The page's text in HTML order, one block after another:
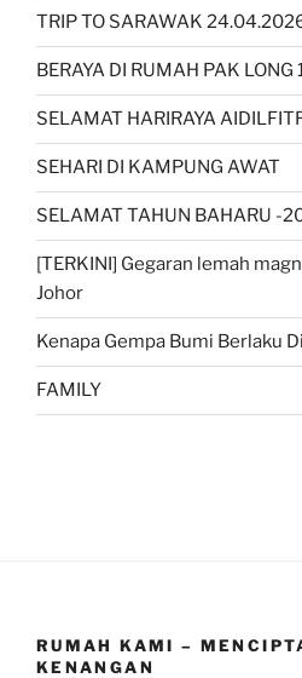
TRIP TO SARAWAK
BERAYA DI RUMAH PAK
SELAMAT HARIRAYA
SEHARI DI KAMPUNG AWAT
SELAMAT TAHUN BAHARU -
[TERKINI] Gegaran lemah
Johor
Kenapa Gempa Bumi Berlaku
FAMILY
RUMAH KAMI –
KENANGAN